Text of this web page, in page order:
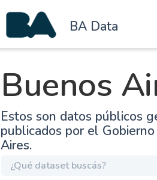
BA Data
Buenos
Estos son datos públicos
publicados por el
Aires.